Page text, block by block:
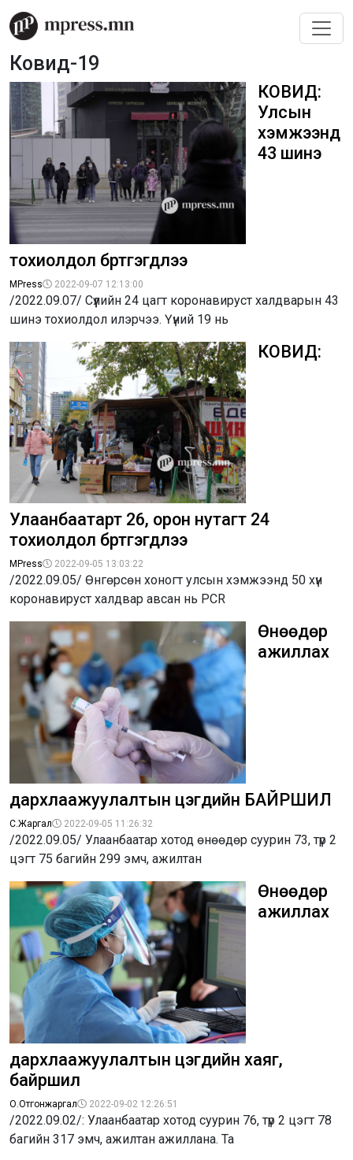
Ковид-19
КОВИД:
Улсын
хэмжээнд
43 шинэ
тохиолдол бүртгэгдлээ
MPress 2022-09-07 12:13:00
/2022.09.07/ Сүүлийн 24 цагт коронавируст халдварын 43
шинэ тохиолдол илэрчээ. Үүний 19 нь
КОВИД:
Улаанбаатарт 26, орон нутагт 24
тохиолдол бүртгэгдлээ
MPress 2022-09-05 13:03:22
/2022.09.05/ Өнгөрсөн хоногт улсын хэмжээнд 50 хүн
коронавируст халдвар авсан нь PCR
Өнөөдөр
ажиллах
дархлаажуулалтын цэгүүдийн БАЙРШИЛ
С.Жаргал 2022-09-05 11:26:32
/2022.09.05/ Улаанбаатар хотод өнөөдөр суурин 73, түр 2
цэгт 75 багийн 299 эмч, ажилтан
Өнөөдөр
ажиллах
дархлаажуулалтын цэгүүдийн хаяг,
байршил
О.Отгонжаргал 2022-09-02 12:26:51
/2022.09.02/: Улаанбаатар хотод суурин 76, түр 2 цэгт 78
багийн 317 эмч, ажилтан ажиллана. Та